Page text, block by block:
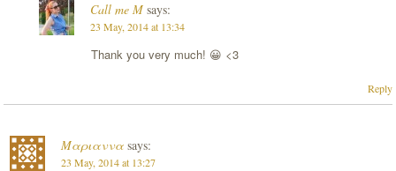
Call me M says:
23 May, 2014 at 13:34
Thank you very much! 😀 <3
Reply
Μαριαννα says:
23 May, 2014 at 13:27